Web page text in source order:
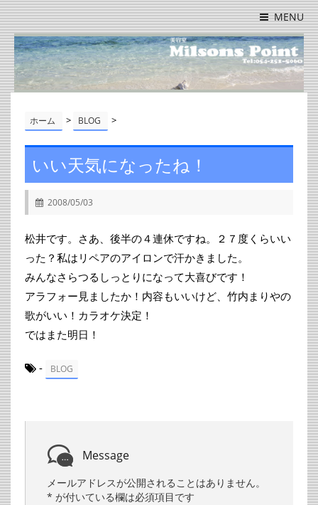
MENU
ホーム > BLOG >
いい天気になったね！
2008/05/03
松井です。さあ、後半の４連休ですね。２７度くらいい
った？私はリペアのアイロンで汗かきました。
みんなさらつるしっとりになって大喜びです！
アラフォー見ましたか！内容もいいけど、竹内まりやの
歌がいい！カラオケ決定！
ではまた明日！
- BLOG
Message
メールアドレスが公開されることはありません。
* が付いている欄は必須項目です